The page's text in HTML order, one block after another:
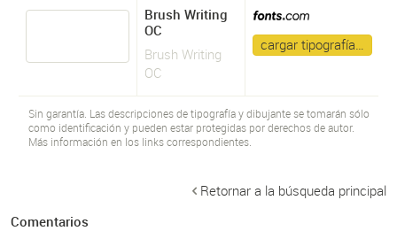
Brush Writing
OC
Brush Writing
OC
cargar tipografía…
Sin garantía. Las descripciones de tipografía y dibujante se tomarán sólo
como identificación y pueden estar protegidas por derechos de autor.
Más información en los links correspondientes.
Retornar a la búsqueda principal
Comentarios